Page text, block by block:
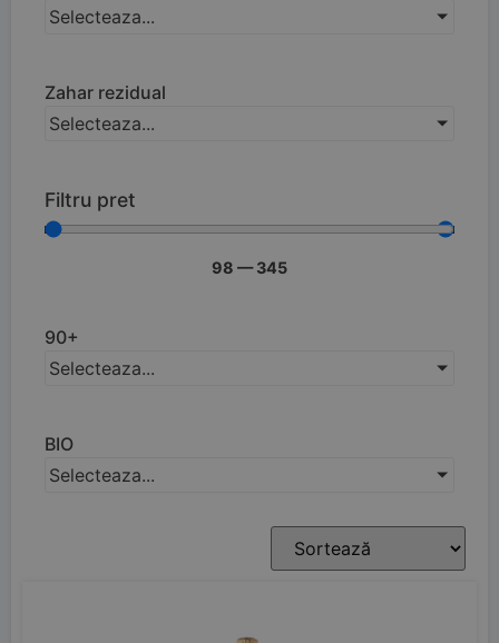
Selecteaza...
Zahar rezidual
Selecteaza...
Filtru pret
98 —345
90+
Selecteaza...
BIO
Selecteaza...